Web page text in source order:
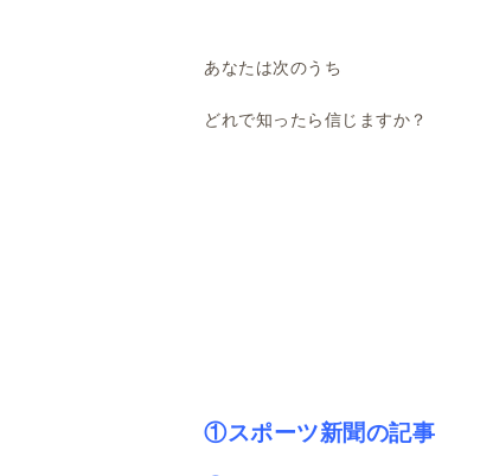
あなたは次のうち
どれで知ったら信じますか？
①スポーツ新聞の記事